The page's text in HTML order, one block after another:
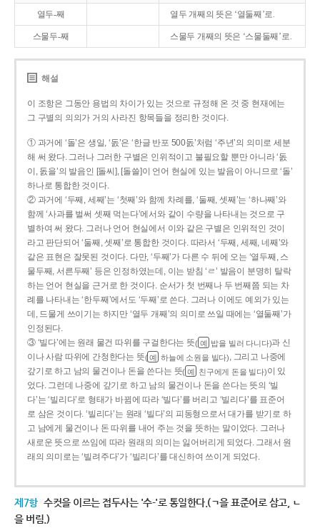
열두-째 열두 개째의 뜻은 ‘열둘째’로.
스물두-째 스물두 개째의 뜻은 ‘스물둘째’로.
해설
이 조항은 그동안 용법의 차이가 있는 것으로 규정해 온 것 중 현재에는
그 구별의 의의가 거의 사라진 항목들을 정리한 것이다.
① 과거에 ‘돌’은 생일, ‘돐’은 ‘한글 반포 500돐’처럼 ‘주년’의 의미로 세분
해 써 왔다. 그러나 그러한 구별은 인위적이고 불필요할 뿐만 아니라 ‘돐
이, 돐을’의 발음인 [돌씨], [돌쓸]이 언어 현실에 있는 발음이 아니므로 ‘돌’
하나로 통합한 것이다.
② 과거에 ‘두째, 세째’는 ‘첫째’와 함께 차례를, ‘둘째, 셋째’는 ‘하나째’와
함께 ‘사과를 벌써 셋째 먹는다’에서와 같이 수량을 나타내는 것으로 구
별하여 써 왔다. 그러나 언어 현실에서 이와 같은 구별은 인위적인 것이
라고 판단되어 ‘둘째, 셋째’로 통합한 것이다. 따라서 ‘두째, 세째, 네째’와
같은 표현은 잘못된 것이다. 다만, ‘두째’가 다른 수 뒤에 오는 ‘열두째, 스
물두째, 서른두째’ 등은 인정하였는데, 이는 받침 ‘ㄹ’ 발음이 분명히 탈락
하는 언어 현실을 근거로 한 것이다. 순서가 첫 번째나 두 번째쯤 되는 차
례를 나타내는 ‘한두째’에서도 ‘두째’로 쓴다. 그러나 이에도 예외가 있는
데, 드물게 쓰이기는 하지만 ‘열두 개째’의 의미로 쓰일 때에는 ‘열둘째’가
인정된다.
③ ‘빌다’에는 원래 물건 따위를 구걸한다는 뜻( 예 밥을 빌러 다니다)과 신
이나 사람 따위에 간청한다는 뜻( 예 하늘에 소원을 빌다), 그리고 나중에
갚기로 하고 남의 물건이나 돈을 쓴다는 뜻( 예 친구에게 돈을 빌다)이 있
었다. 그런데 나중에 갚기로 하고 남의 물건이나 돈을 쓴다는 뜻의 ‘빌
다’는 ‘빌리다’로 형태가 바뀜에 따라 ‘빌다’를 버리고 ‘빌리다’를 표준어
로 삼은 것이다. ‘빌리다’는 원래 ‘빌다’의 피동형으로서 대가를 받기로 하
고 남에게 물건이나 돈 따위를 내어 주는 것을 뜻하는 말이었다. 그러나
새로운 뜻으로 쓰임에 따라 원래의 의미는 잃어버리게 되었다. 그래서 원
래의 의미로는 ‘빌려주다’가 ‘빌리다’를 대신하여 쓰이게 되었다.
제7항 수컷을 이르는 접두사는 '수-'로 통일한다.(ㄱ을 표준어로 삼고, ㄴ
을 버림.)